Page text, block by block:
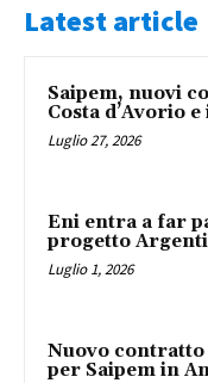
Latest article
Saipem, nuovi
Costa d’Avorio
Luglio 27, 2026
Eni entra a far
progetto
Luglio 1, 2026
Nuovo
per Saipem in